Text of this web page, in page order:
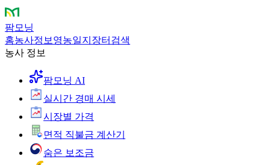
팜모닝
홈농사정보 영농일지 장터 검색
농사 정보
팜모닝 AI
실시간 경매 시세
시장별 가격
면적 직불금 계산기
숨은 보조금